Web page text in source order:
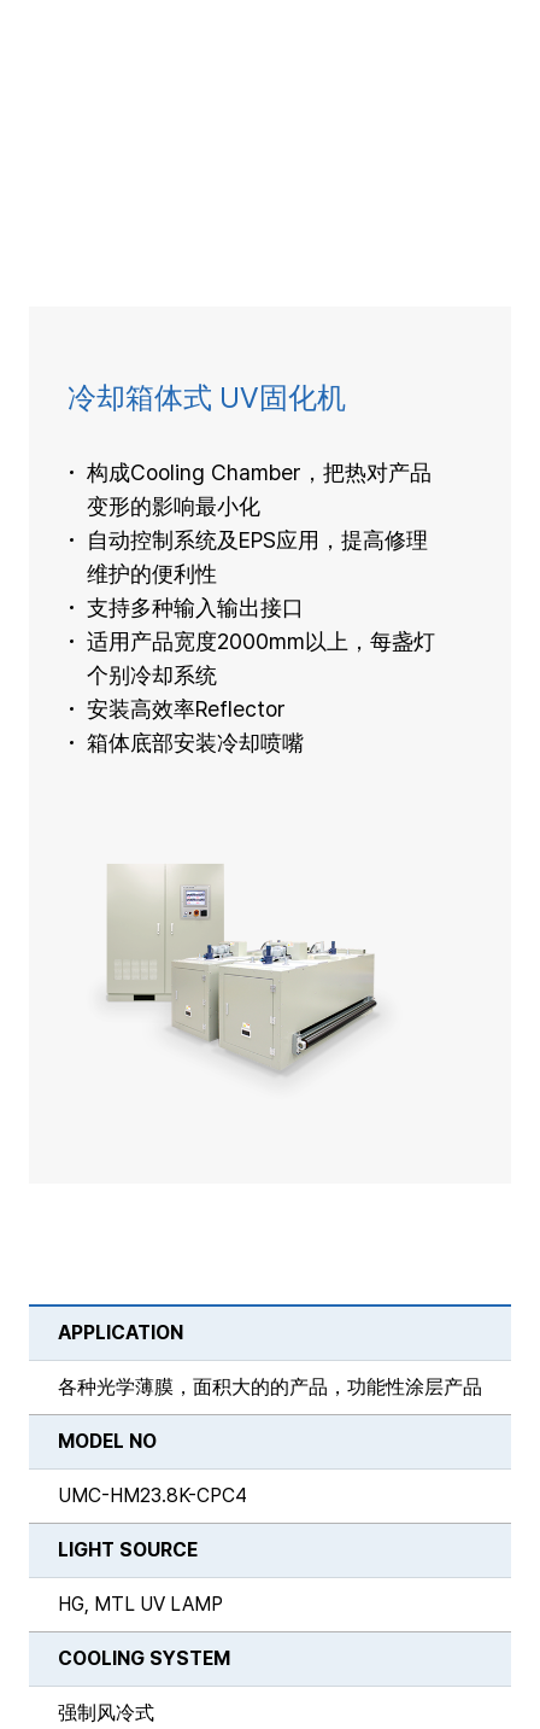
冷却箱体式 UV固化机
构成Cooling Chamber，把热对产品
变形的影响最小化
自动控制系统及EPS应用，提高修理
维护的便利性
支持多种输入输出接口
适用产品宽度2000mm以上，每盏灯
个别冷却系统
安装高效率Reflector
箱体底部安装冷却喷嘴
APPLICATION
各种光学薄膜，面积大的的产品，功能性涂层产品
MODEL NO
UMC-HM23.8K-CPC4
LIGHT SOURCE
HG, MTL UV LAMP
COOLING SYSTEM
强制风冷式